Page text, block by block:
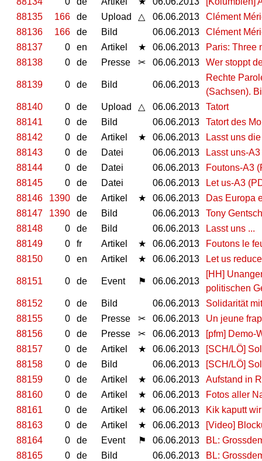
88135
166 de Upload △ 06.06.2013
Clément
88136
166 de Bild 06.06.2013
Clément
88137
0 en Artikel ★ 06.06.2013
Paris: Three
88138
0 de Presse ✂ 06.06.2013 Wer stoppt
88139 0 de Bild 06.06.2013
Rechte
(Sachsen).
88140
0 de Upload △ 06.06.2013
Tatort
88141
0 de Bild 06.06.2013
Tatort des
88142
0 de Artikel ★ 06.06.2013
Lasst uns
88143
0 de Datei 06.06.2013
Lasst uns-
88144
0 de Datei 06.06.2013
Foutons-A3
88145
0 de Datei 06.06.2013
Let us-A3
88146
1390 de Artikel ★ 06.06.2013
Das Europa
88147
1390 de Bild 06.06.2013
Tony
88148
0 de Bild 06.06.2013
Lasst uns ...
88149
0 fr Artikel ★ 06.06.2013
Foutons le
88150
0 en Artikel ★ 06.06.2013 Let us
88151 0 de Event ⚑ 06.06.2013
[HH]
politischen
88152
0 de Bild 06.06.2013
Solidarität
88155
0 de Presse ✂ 06.06.2013
Un jeune
88156
0 de Presse ✂ 06.06.2013
[pfm] Demo-
88157
0 de Artikel ★ 06.06.2013
[SCH/LÖ]
88158
0 de Bild 06.06.2013
[SCH/LÖ]
88159
0 de Artikel ★ 06.06.2013
Aufstand in
88160
0 de Artikel ★ 06.06.2013
Fotos aller
88161
0 de Artikel ★ 06.06.2013
Kik kaputt
88163
0 de Artikel ★ 06.06.2013
[Video]
88164
0 de Event ⚑ 06.06.2013
BL:
88165
0 de Bild 06.06.2013
BL: